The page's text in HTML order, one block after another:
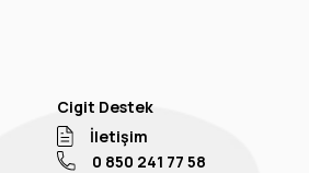
Cigit Destek
İletişim
0 850 241 77 58